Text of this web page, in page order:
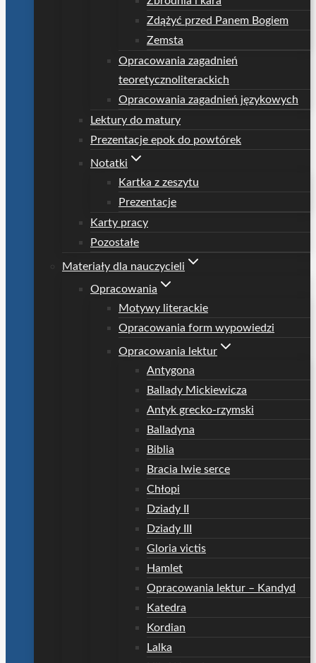
Zdążyć przed Panem Bogiem
Zemsta
Opracowania zagadnień
teoretycznoliterackich
Opracowania zagadnień językowych
Lektury do matury
Prezentacje epok do powtórek
Notatki
Kartka z zeszytu
Prezentacje
Karty pracy
Pozostałe
Materiały dla nauczycieli
Opracowania
Motywy literackie
Opracowania form wypowiedzi
Opracowania lektur
Antygona
Ballady Mickiewicza
Antyk grecko-rzymski
Balladyna
Biblia
Bracia lwie serce
Chłopi
Dziady II
Dziady III
Gloria victis
Hamlet
Opracowania lektur – Kandyd
Katedra
Kordian
Lalka